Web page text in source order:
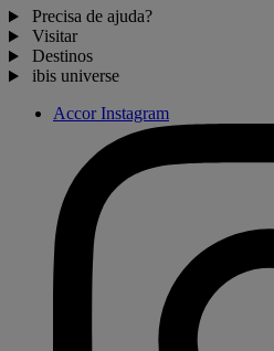
Precisa de ajuda?
Visitar
Destinos
ibis universe
Accor Instagram